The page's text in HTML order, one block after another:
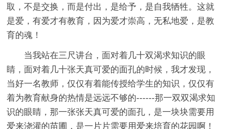
取，不是交换，而是付出，是给予，是自我牺牲。这就
是爱，有爱才有教育，因为爱才崇高，无私地爱，是教
育的魂！
当我站在三尺讲台，面对着几十双渴求知识的眼
睛，面对着几十张天真可爱的面孔的时候，我才发现，
当好一名教师，仅仅有着能传授给学生的知识，仅仅有
着为教育献身的热情是远远不够的------那一双双渴求知
识的眼睛，那一张张天真可爱的面孔，是一块块需要用
爱来浇灌的苗圃，是一片片需要用爱来培育的花园啊！